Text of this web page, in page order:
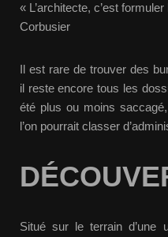
« L’architecte, c’est
Corbusier
Il est rare de trouver des
il reste encore tous les
été plus ou moins
l’on pourrait classer
Situé sur le terrain d’une